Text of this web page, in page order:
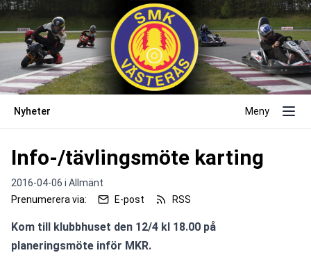
Nyheter Meny
Info-/tävlingsmöte karting
2016-04-06 i Allmänt
Prenumerera via:
E-post RSS
Kom till klubbhuset den 12/4 kl 18.00 på
planeringsmöte inför MKR.